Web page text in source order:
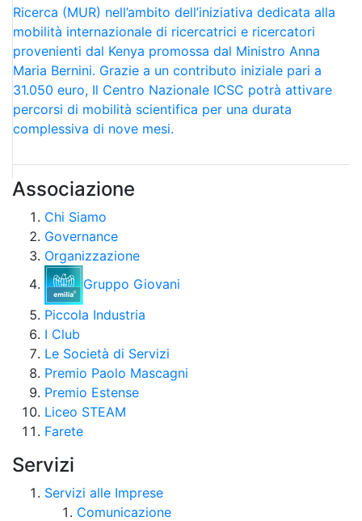
Ricerca (MUR) nell’ambito dell’iniziativa dedicata alla
mobilità internazionale di ricercatrici e ricercatori
provenienti dal Kenya promossa dal Ministro Anna
Maria Bernini. Grazie a un contributo iniziale pari a
31.050 euro, Il Centro Nazionale ICSC potrà attivare
percorsi di mobilità scientifica per una durata
complessiva di nove mesi.
Associazione
Chi Siamo
Governance
Organizzazione
Gruppo Giovani
Piccola Industria
I Club
Le Società di Servizi
Premio Paolo Mascagni
Premio Estense
Liceo STEAM
Farete
Servizi
Servizi alle Imprese
Comunicazione